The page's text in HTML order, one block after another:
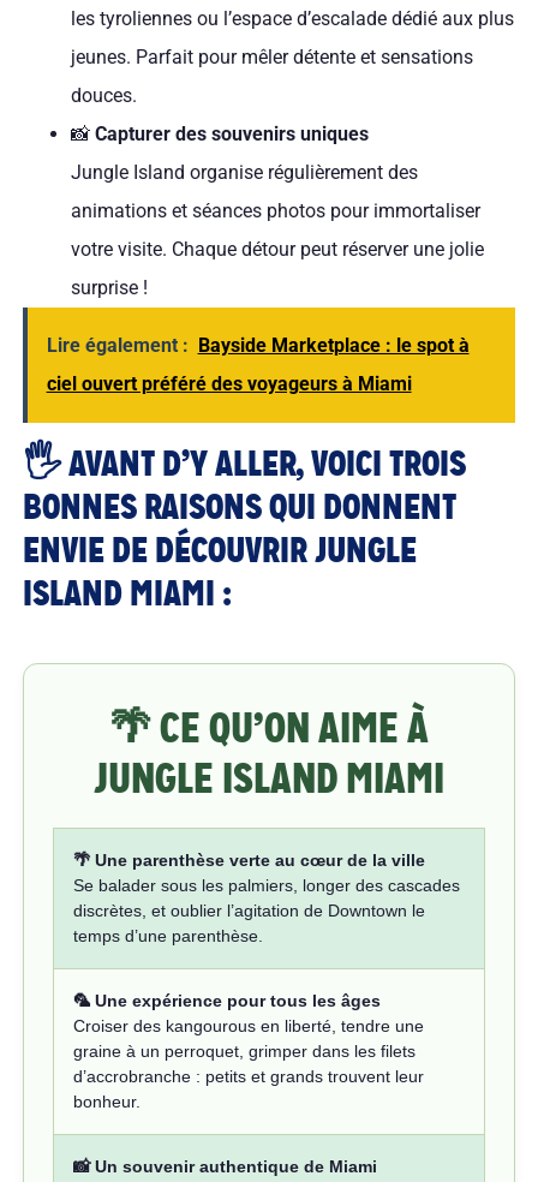
les tyroliennes ou l’espace d’escalade dédié aux plus
jeunes. Parfait pour mêler détente et sensations
douces.
📸 Capturer des souvenirs uniques
Jungle Island organise régulièrement des
animations et séances photos pour immortaliser
votre visite. Chaque détour peut réserver une jolie
surprise !
Lire également :
Bayside Marketplace : le spot à
ciel ouvert préféré des voyageurs à Miami
🖐️ AVANT D’Y ALLER, VOICI TROIS
BONNES RAISONS QUI DONNENT
ENVIE DE DÉCOUVRIR JUNGLE
ISLAND MIAMI :
🌴 CE QU’ON AIME À
JUNGLE ISLAND MIAMI
🌴 Une parenthèse verte au cœur de la ville
Se balader sous les palmiers, longer des cascades
discrètes, et oublier l’agitation de Downtown le
temps d’une parenthèse.
🦜 Une expérience pour tous les âges
Croiser des kangourous en liberté, tendre une
graine à un perroquet, grimper dans les filets
d’accrobranche : petits et grands trouvent leur
bonheur.
📸 Un souvenir authentique de Miami